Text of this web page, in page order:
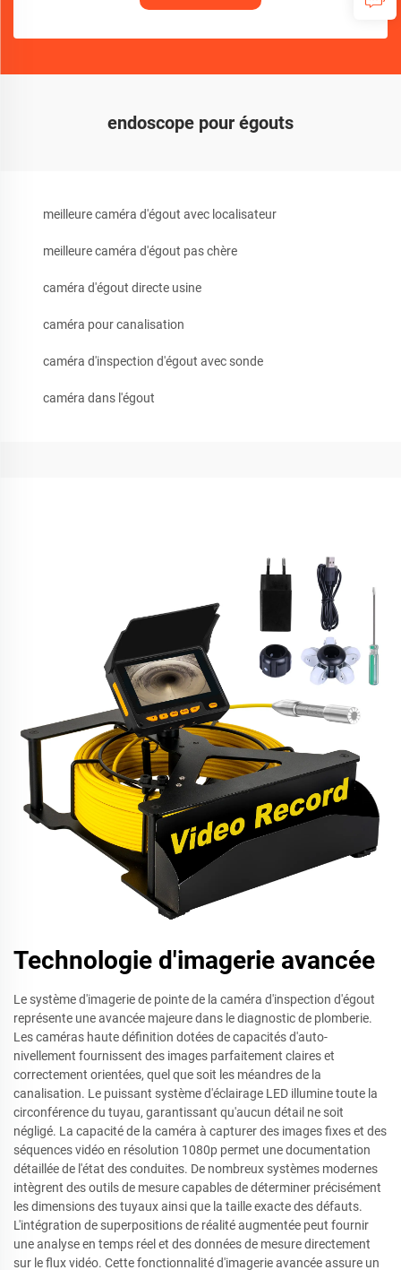
endoscope pour égouts
meilleure caméra d'égout avec localisateur
meilleure caméra d'égout pas chère
caméra d'égout directe usine
caméra pour canalisation
caméra d'inspection d'égout avec sonde
caméra dans l'égout
Technologie d'imagerie avancée
Le système d'imagerie de pointe de la caméra d'inspection d'égout
représente une avancée majeure dans le diagnostic de plomberie.
Les caméras haute définition dotées de capacités d'auto-
nivellement fournissent des images parfaitement claires et
correctement orientées, quel que soit les méandres de la
canalisation. Le puissant système d'éclairage LED illumine toute la
circonférence du tuyau, garantissant qu'aucun détail ne soit
négligé. La capacité de la caméra à capturer des images fixes et des
séquences vidéo en résolution 1080p permet une documentation
détaillée de l'état des conduites. De nombreux systèmes modernes
intègrent des outils de mesure capables de déterminer précisément
les dimensions des tuyaux ainsi que la taille exacte des défauts.
L'intégration de superpositions de réalité augmentée peut fournir
une analyse en temps réel et des données de mesure directement
sur le flux vidéo. Cette fonctionnalité d'imagerie avancée assure un